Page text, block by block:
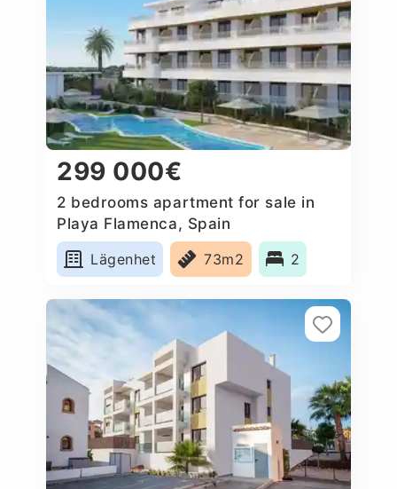
299 000€
2 bedrooms apartment for sale in
Playa Flamenca, Spain
Lägenhet
73m2 2